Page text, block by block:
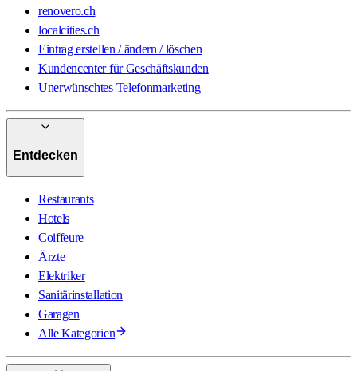
renovero.ch
localcities.ch
Eintrag erstellen / ändern / löschen
Kundencenter für Geschäftskunden
Unerwünschtes Telefonmarketing
Entdecken
Restaurants
Hotels
Coiffeure
Ärzte
Elektriker
Sanitärinstallation
Garagen
Alle Kategorien